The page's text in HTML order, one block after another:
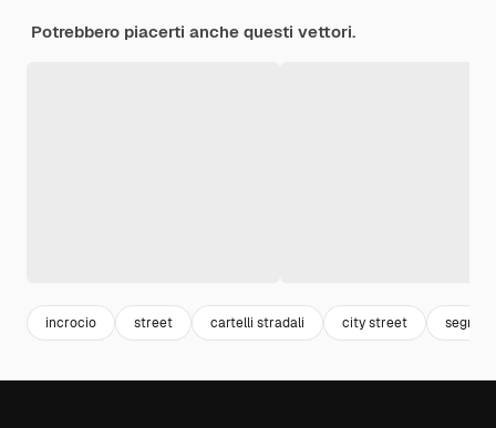
Potrebbero piacerti anche questi vettori.
incrocio street cartelli stradali city street segnali